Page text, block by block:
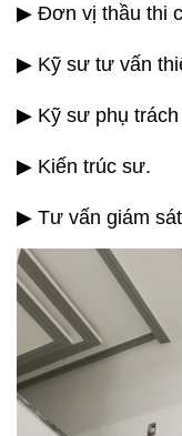
▶ Đơn vị thầu thi
▶ Kỹ sư tư vấn
▶ Kỹ sư phụ trách
▶ Kiến trúc sư.
▶ Tư vấn giám